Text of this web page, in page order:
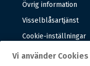
Övrig information
Visselblåsartjänst
Cookie-inställningar
Vi använder Cookies